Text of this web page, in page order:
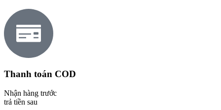
Thanh toán COD
Nhận hàng trước
trả tiền sau